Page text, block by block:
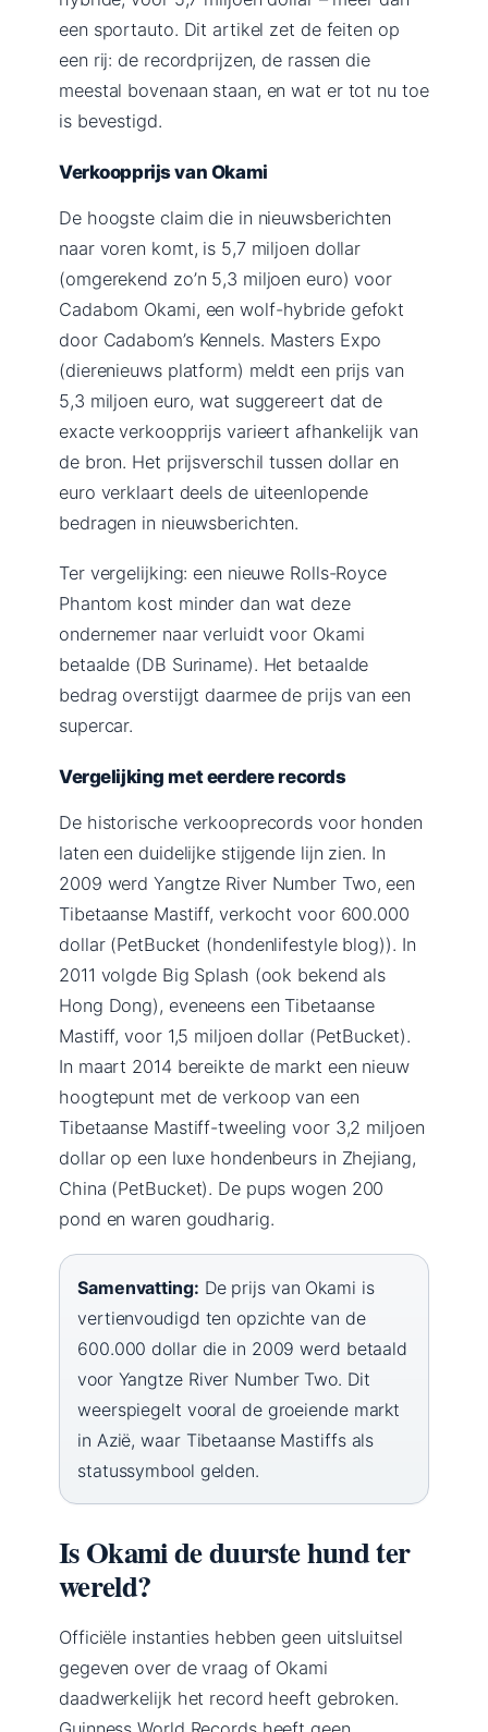
een sportauto. Dit artikel zet de feiten op
een rij: de recordprijzen, de rassen die
meestal bovenaan staan, en wat er tot nu toe
is bevestigd.
Verkoopprijs van Okami
De hoogste claim die in nieuwsberichten
naar voren komt, is 5,7 miljoen dollar
(omgerekend zo’n 5,3 miljoen euro) voor
Cadabom Okami, een wolf-hybride gefokt
door Cadabom’s Kennels. Masters Expo
(dierenieuws platform) meldt een prijs van
5,3 miljoen euro, wat suggereert dat de
exacte verkoopprijs varieert afhankelijk van
de bron. Het prijsverschil tussen dollar en
euro verklaart deels de uiteenlopende
bedragen in nieuwsberichten.
Ter vergelijking: een nieuwe Rolls-Royce
Phantom kost minder dan wat deze
ondernemer naar verluidt voor Okami
betaalde (DB Suriname). Het betaalde
bedrag overstijgt daarmee de prijs van een
supercar.
Vergelijking met eerdere records
De historische verkooprecords voor honden
laten een duidelijke stijgende lijn zien. In
2009 werd Yangtze River Number Two, een
Tibetaanse Mastiff, verkocht voor 600.000
dollar (PetBucket (hondenlifestyle blog)). In
2011 volgde Big Splash (ook bekend als
Hong Dong), eveneens een Tibetaanse
Mastiff, voor 1,5 miljoen dollar (PetBucket).
In maart 2014 bereikte de markt een nieuw
hoogtepunt met de verkoop van een
Tibetaanse Mastiff-tweeling voor 3,2 miljoen
dollar op een luxe hondenbeurs in Zhejiang,
China (PetBucket). De pups wogen 200
pond en waren goudharig.
Samenvatting: De prijs van Okami is
vertienvoudigd ten opzichte van de
600.000 dollar die in 2009 werd betaald
voor Yangtze River Number Two. Dit
weerspiegelt vooral de groeiende markt
in Azië, waar Tibetaanse Mastiffs als
statussymbool gelden.
Is Okami de duurste hund ter
wereld?
Officiële instanties hebben geen uitsluitsel
gegeven over de vraag of Okami
daadwerkelijk het record heeft gebroken.